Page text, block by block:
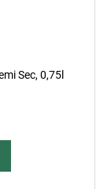
Sec, 0,75l